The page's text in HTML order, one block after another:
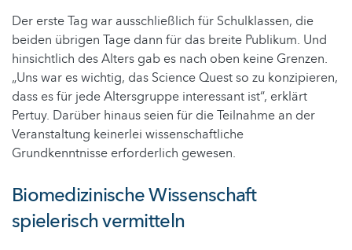
Der erste Tag war ausschließlich für Schulklassen, die
beiden übrigen Tage dann für das breite Publikum. Und
hinsichtlich des Alters gab es nach oben keine Grenzen.
„Uns war es wichtig, das Science Quest so zu konzipieren,
dass es für jede Altersgruppe interessant ist“, erklärt
Pertuy. Darüber hinaus seien für die Teilnahme an der
Veranstaltung keinerlei wissenschaftliche
Grundkenntnisse erforderlich gewesen.
Biomedizinische Wissenschaft
spielerisch vermitteln